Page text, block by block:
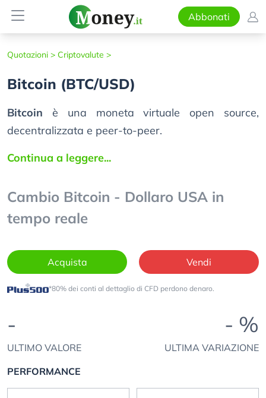
Abbonati
Quotazioni > Criptovalute >
Bitcoin (BTC/USD)
Bitcoin è una moneta virtuale open source,
decentralizzata e peer-to-peer.
Continua a leggere...
Cambio Bitcoin - Dollaro USA in
tempo reale
Acquista Vendi
*80% dei conti al dettaglio di CFD perdono denaro.
-
ULTIMO VALORE
- %
ULTIMA VARIAZIONE
PERFORMANCE